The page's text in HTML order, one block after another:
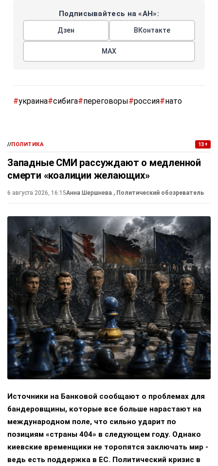
Подписывайтесь на «АН»:
Дзен ВКонтакте
МАХ
#украина#сибига#переговоры#россия#нато
//ПОЛИТИКА 13+
Западные СМИ рассуждают о медленной
смерти «коалиции желающих»
6 августа 2026, 16:15Анна Шершнева , Политический обозреватель
Источники на Банковой сообщают о проблемах для
бандеровщины, которые все больше нарастают на
международном поле, что сильно ударит по
позициям «страны 404» в следующем году. Однако
киевские временщики не торопятся заключать мир -
ведь есть поддержка в ЕС. Политический кризис в